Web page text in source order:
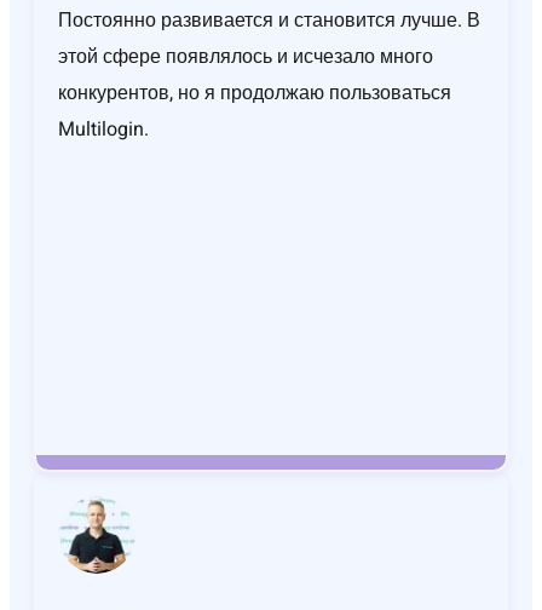
Постоянно развивается и становится лучше. В
этой сфере появлялось и исчезало много
конкурентов, но я продолжаю пользоваться
Multilogin.